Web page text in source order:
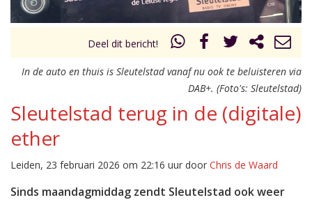
Deel dit bericht!
In de auto en thuis is Sleutelstad vanaf nu ook te beluisteren via
DAB+. (Foto's: Sleutelstad)
Sleutelstad terug in de (digitale)
ether
Leiden, 23 februari 2026 om 22:16 uur door Chris de Waard
Sinds maandagmiddag zendt Sleutelstad ook weer